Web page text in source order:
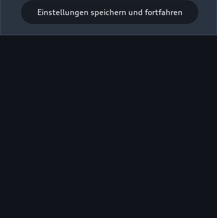
Einstellungen speichern und fortfahren
Zur Inspektion